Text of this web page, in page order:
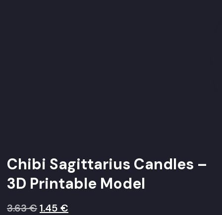
Chibi Sagittarius Candles –
3D Printable Model
3.63€1.45 €